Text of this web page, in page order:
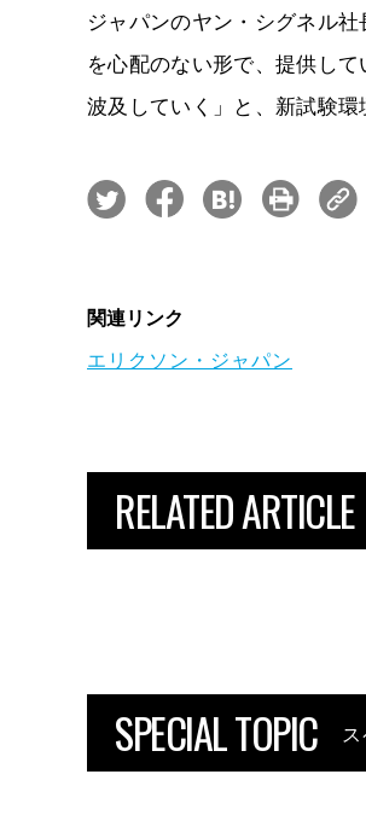
ジャパンのヤン・シグネル
を心配のない形で、提供し
波及していく」と、新試験環
関連リンク
エリクソン・ジャパン
RELATED ARTICLE
SPECIAL TOPIC